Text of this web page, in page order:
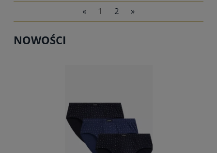
« 1 2 »
NOWOŚCI